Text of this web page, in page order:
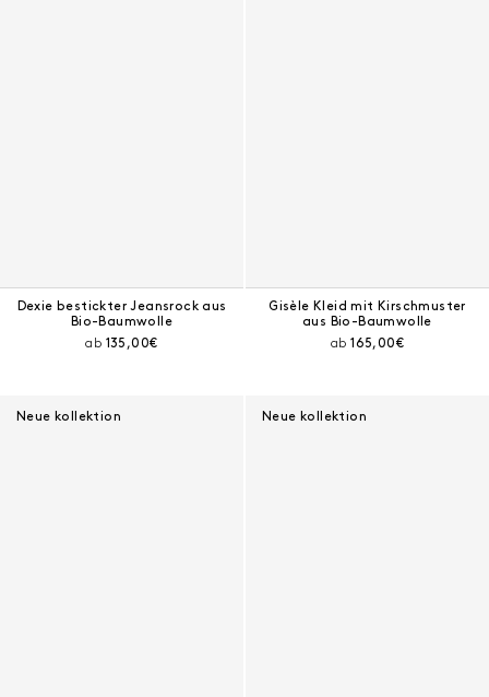
Dexie bestickter Jeansrock aus
Bio-Baumwolle
ab Aktueller Preis:
135,00€
Gisèle Kleid mit Kirschmuster
aus Bio-Baumwolle
abAktueller Preis:
165,00€
Neue kollektion Neue kollektion